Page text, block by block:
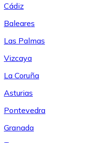
Cádiz
Baleares
Las Palmas
Vizcaya
La Coruña
Asturias
Pontevedra
Granada